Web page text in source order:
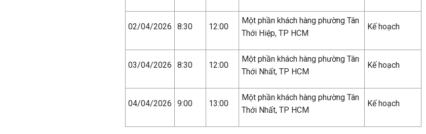
02/04/2026 8:30 12:00
Một phần khách hàng phường Tân
Thới Hiệp, TP HCM
Kế hoạch
03/04/2026 8:30 12:00
Một phần khách hàng phường Tân
Thới Nhất, TP HCM
Kế hoạch
04/04/2026 9:00 13:00
Một phần khách hàng phường Tân
Thới Nhất, TP HCM
Kế hoạch